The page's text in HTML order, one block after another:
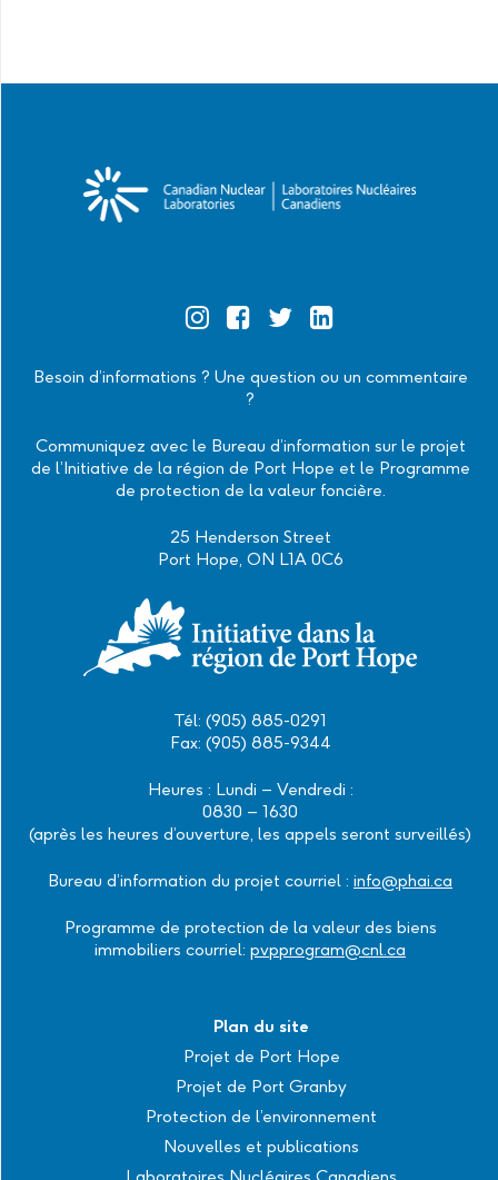
Besoin d’informations ? Une question ou un commentaire
?
Communiquez avec le Bureau d’information sur le projet
de l’Initiative de la région de Port Hope et le Programme
de protection de la valeur foncière.
25 Henderson Street
Port Hope, ON L1A 0C6
Tél: (905) 885-0291
Fax: (905) 885-9344
Heures : Lundi – Vendredi :
0830 – 1630
(après les heures d’ouverture, les appels seront surveillés)
Bureau d’information du projet courriel : info@phai.ca
Programme de protection de la valeur des biens
immobiliers courriel: pvpprogram@cnl.ca
Plan du site
Projet de Port Hope
Projet de Port Granby
Protection de l’environnement
Nouvelles et publications